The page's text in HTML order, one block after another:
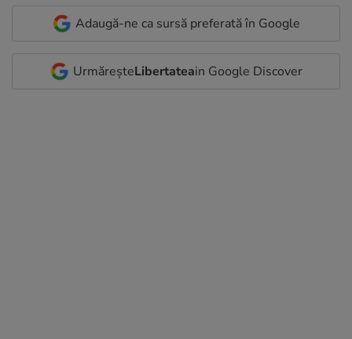
Adaugă-ne ca sursă preferată în Google
UrmăreșteLibertateain Google Discover